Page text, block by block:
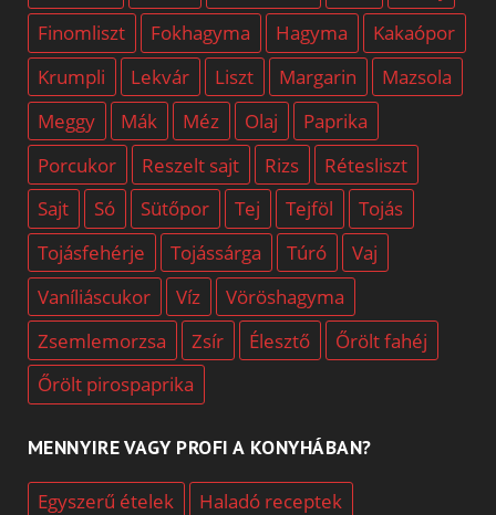
Finomliszt
Fokhagyma Hagyma
Kakaópor
Krumpli
Lekvár Liszt Margarin
Mazsola
Meggy
Mák Méz Olaj
Paprika
Porcukor
Reszelt sajt Rizs
Rétesliszt
Sajt
Só Sütőpor Tej Tejföl
Tojás
Tojásfehérje
Tojássárga Túró
Vaj
Vaníliáscukor
Víz
Vöröshagyma
Zsemlemorzsa
Zsír Élesztő
Őrölt fahéj
Őrölt pirospaprika
MENNYIRE VAGY PROFI A KONYHÁBAN?
Egyszerű ételek
Haladó receptek